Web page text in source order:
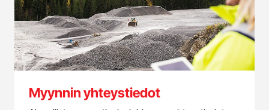
Myynnin yhteystiedot